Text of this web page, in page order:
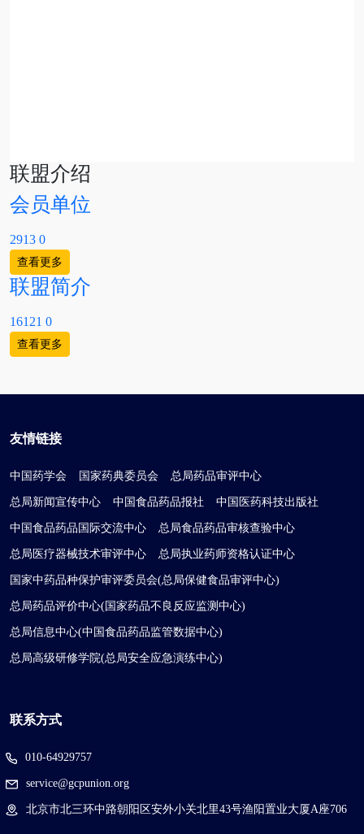
联盟介绍
会员单位
2913 0
查看更多
联盟简介
16121 0
查看更多
友情链接
中国药学会 国家药典委员会 总局药品审评中心
总局新闻宣传中心 中国食品药品报社 中国医药科技出版社
中国食品药品国际交流中心 总局食品药品审核查验中心
总局医疗器械技术审评中心 总局执业药师资格认证中心
国家中药品种保护审评委员会(总局保健食品审评中心)
总局药品评价中心(国家药品不良反应监测中心)
总局信息中心(中国食品药品监管数据中心)
总局高级研修学院(总局安全应急演练中心)
联系方式
010-64929757
service@gcpunion.org
北京市北三环中路朝阳区安外小关北里43号渔阳置业大厦A座706